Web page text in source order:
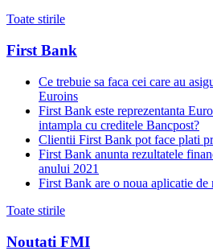
Toate stirile
First Bank
Ce trebuie sa faca cei care au
Euroins
First Bank este reprezentanta
intampla cu creditele Bancpost?
Clientii First Bank pot face plati
First Bank anunta rezultatele
anului 2021
First Bank are o noua aplicatie
Toate stirile
Noutati FMI